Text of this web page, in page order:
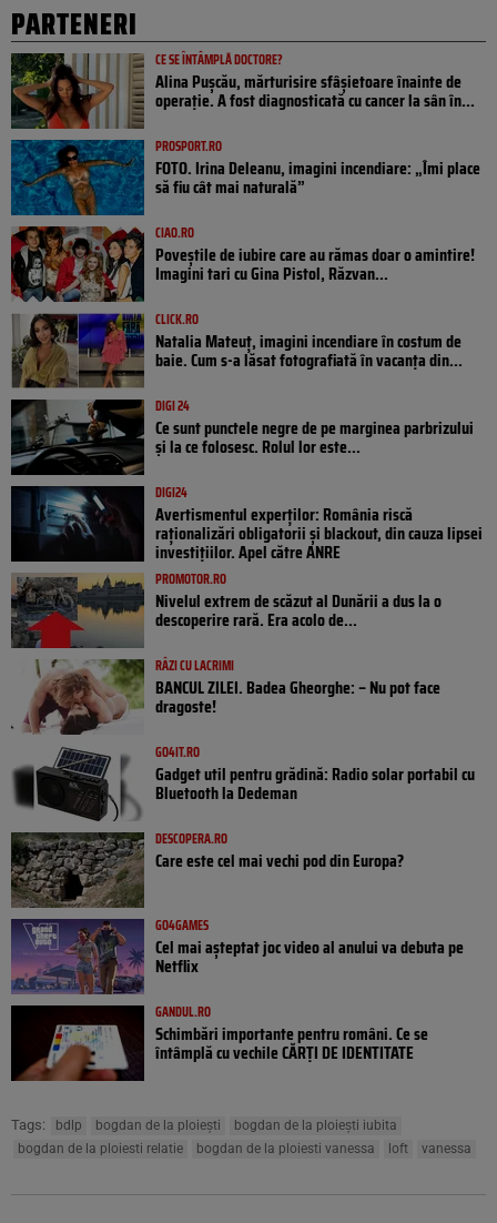
PARTENERI
CE SE ÎNTÂMPLĂ DOCTORE?
Alina Pușcău, mărturisire sfâșietoare înainte de
operație. A fost diagnosticată cu cancer la sân în...
PROSPORT.RO
FOTO. Irina Deleanu, imagini incendiare: „Îmi place
să fiu cât mai naturală”
CIAO.RO
Poveştile de iubire care au rămas doar o amintire!
Imagini tari cu Gina Pistol, Răzvan...
CLICK.RO
Natalia Mateuț, imagini incendiare în costum de
baie. Cum s-a lăsat fotografiată în vacanța din...
DIGI 24
Ce sunt punctele negre de pe marginea parbrizului
și la ce folosesc. Rolul lor este...
DIGI24
Avertismentul experților: România riscă
raționalizări obligatorii și blackout, din cauza lipsei
investițiilor. Apel către ANRE
PROMOTOR.RO
Nivelul extrem de scăzut al Dunării a dus la o
descoperire rară. Era acolo de...
RÂZI CU LACRIMI
BANCUL ZILEI. Badea Gheorghe: – Nu pot face
dragoste!
GO4IT.RO
Gadget util pentru grădină: Radio solar portabil cu
Bluetooth la Dedeman
DESCOPERA.RO
Care este cel mai vechi pod din Europa?
GO4GAMES
Cel mai așteptat joc video al anului va debuta pe
Netflix
GANDUL.RO
Schimbări importante pentru români. Ce se
întâmplă cu vechile CĂRȚI DE IDENTITATE
Tags: bdlp bogdan de la ploiești
bogdan de la ploiești iubita
bogdan de la ploiesti relatie
bogdan de la ploiesti vanessa loft vanessa